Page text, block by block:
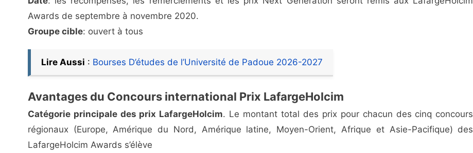
Awards de septembre à novembre 2020.
Groupe cible: ouvert à tous
Lire Aussi : Bourses D’études de l’Université de Padoue 2026-2027
Avantages du Concours international Prix LafargeHolcim
Catégorie principale des prix LafargeHolcim. Le montant total des prix pour chacun des cinq concours
régionaux (Europe, Amérique du Nord, Amérique latine, Moyen-Orient, Afrique et Asie-Pacifique) des
LafargeHolcim Awards s’élève